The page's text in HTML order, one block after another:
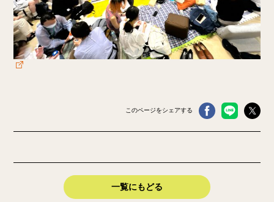
このページをシェアする
一覧にもどる